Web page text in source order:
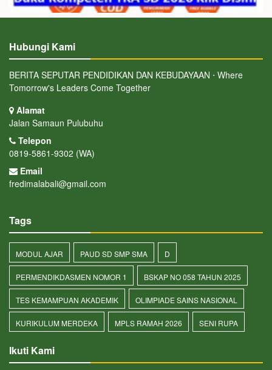
Hubungi Kami
BERITA SEPUTAR PENDIDIKAN DAN KEBUDAYAAN ⋅ Where
Tomorrow's Leaders Come Together
Alamat
Jalan Samaun Pulubuhu
Telepon
0819-5861-9302 (WA)
Email
fredimalabali@gmail.com
Tags
MODUL AJAR PAUD SD SMP SMA D
PERMENDIKDASMEN NOMOR 1 BSKAP NO 058 TAHUN 2025
TES KEMAMPUAN AKADEMIK OLIMPIADE SAINS NASIONAL
KURIKULUM MERDEKA MPLS RAMAH 2026 SENI RUPA
Ikuti Kami